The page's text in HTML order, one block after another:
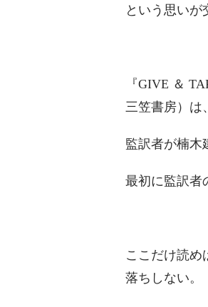
という思いが
『GIVE ＆
三笠書房）は
監訳者が楠木
最初に監訳者
ここだけ読め
落ちしない。